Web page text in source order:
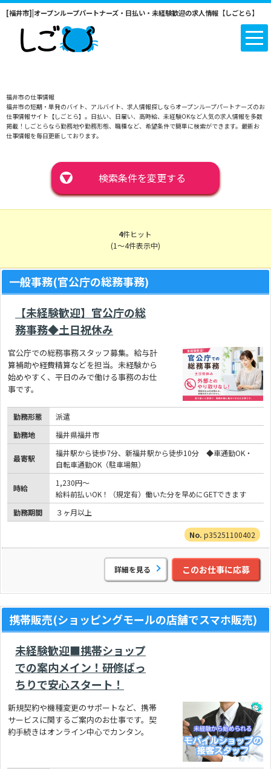
[福井市]|オープンループパートナーズ・日払い・未経験歓迎の求人情報【しごとら】
福井市の仕事情報
福井市の短期・単発のバイト、アルバイト、求人情報探しならオープンループパートナーズのお
仕事情報サイト【しごとら】。日払い、日雇い、高時給、未経験OKなど人気の求人情報を多数
掲載！しごとらなら勤務地や勤務形態、職種など、希望条件で簡単に検索ができます。最新お
仕事情報を毎日更新しております。
▼ 検索条件を変更する
4件ヒット
(1～4件表示中)
一般事務(官公庁の総務事務)
【未経験歓迎】官公庁の総
務事務◆土日祝休み
官公庁での総務事務スタッフ募集。給与計
算補助や経費精算などを担当。未経験から
始めやすく、平日のみで働ける事務のお仕
事です。
勤務形態
派遣
勤務地
福井県福井市
最寄駅
福井駅から徒歩7分、新福井駅から徒歩10分 ◆車通勤OK・
自転車通勤OK（駐車場無）
時給
1,230円～
給料前払いOK！（規定有）働いた分を早めにGETできます
勤務期間
３ヶ月以上
p35251100402
詳細を見る このお仕事に応募
携帯販売(ショッピングモールの店舗でスマホ販売)
未経験歓迎■携帯ショップ
での案内メイン！研修ばっ
ちりで安心スタート！
新規契約や機種変更のサポートなど、携帯
サービスに関するご案内のお仕事です。契
約手続きはオンライン中心でカンタン。